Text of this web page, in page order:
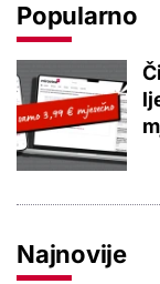
Popularno
Najnovije